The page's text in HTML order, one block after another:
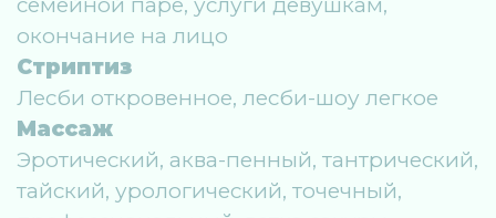
окончание на лицо
Стриптиз
Лесби откровенное, лесби-шоу легкое
Массаж
Эротический, аква-пенный, тантрический,
тайский, урологический, точечный,